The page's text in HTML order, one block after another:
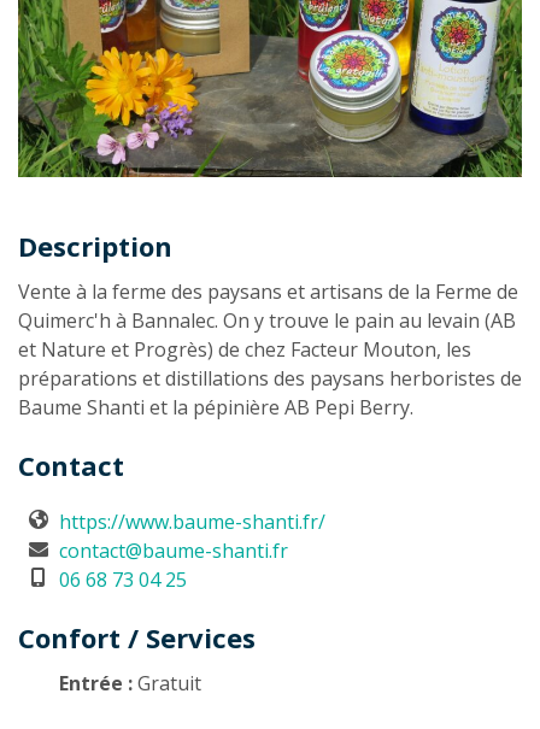
Description
Description
Vente à la ferme des paysans et artisans de la Ferme de
Quimerc'h à Bannalec. On y trouve le pain au levain (AB
et Nature et Progrès) de chez Facteur Mouton, les
préparations et distillations des paysans herboristes de
Baume Shanti et la pépinière AB Pepi Berry.
Contact
https://www.baume-shanti.fr/
contact@baume-shanti.fr
06 68 73 04 25
Confort / Services
Entrée :Gratuit